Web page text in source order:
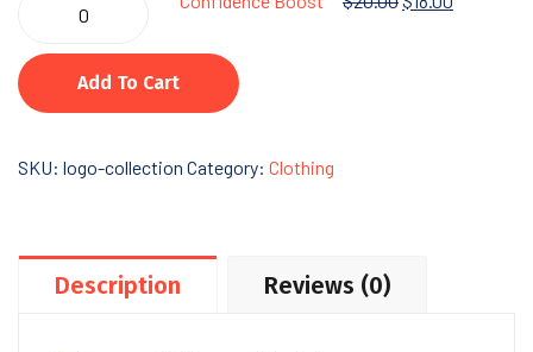
quantity
quantity
quantity
Add To Cart
SKU: logo-collection Category: Clothing
Description Reviews (0)